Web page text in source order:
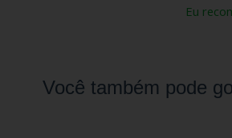
Eu
Você também pode